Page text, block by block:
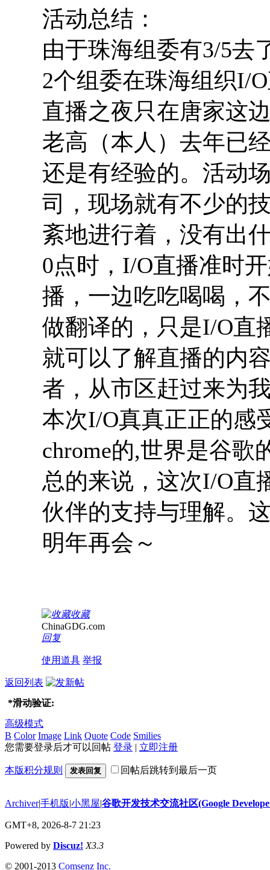
活动总结：
由于珠海组委有3/5去
2个组委在珠海组织I/
直播之夜只在唐家这
老高（本人）去年已
还是有经验的。活动
司，现场就有不少的
紊地进行着，没有出
0点时，I/O直播准时
播，一边吃吃喝喝，
做翻译的，只是I/O直
就可以了解直播的内
者，从市区赶过来为
本次I/O真真正正的感
chrome的,世界是谷歌
总的来说，这次I/O直
伙伴的支持与理解。
明年再会～
收藏
ChinaGDG.com
回复
使用道具 举报
返回列表
*滑动验证:
高级模式
B Color Image Link Quote Code Smilies
您需要登录后才可以回帖 登录 | 立即注册
本版积分规则 发表回复 回帖后跳转到最后一页
Archiver|手机版|小黑屋|谷歌开发技术交流社区(Google
GMT+8, 2026-8-7 21:23
Powered by Discuz! X3.3
© 2001-2013 Comsenz Inc.